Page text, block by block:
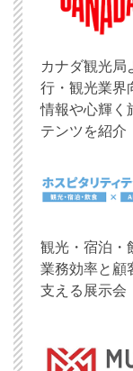
カナダ観光局
行・観光業界
情報や心輝く
テンツを紹介
観光・宿泊・
業務効率と顧
支える展示会